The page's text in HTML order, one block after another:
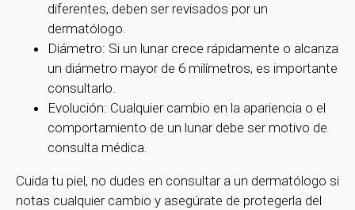
diferentes, deben ser revisados por un
dermatólogo.
Diámetro: Si un lunar crece rápidamente o alcanza
un diámetro mayor de 6 milímetros, es importante
consultarlo.
Evolución: Cualquier cambio en la apariencia o el
comportamiento de un lunar debe ser motivo de
consulta médica.
Cuida tu piel, no dudes en consultar a un dermatólogo si
notas cualquier cambio y asegúrate de protegerla del